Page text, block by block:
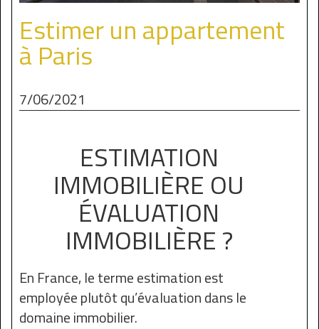
Estimer un appartement
à Paris
7/06/2021
ESTIMATION
IMMOBILIÈRE OU
ÉVALUATION
IMMOBILIÈRE ?
En France, le terme estimation est
employée plutôt qu’évaluation dans le
domaine immobilier.